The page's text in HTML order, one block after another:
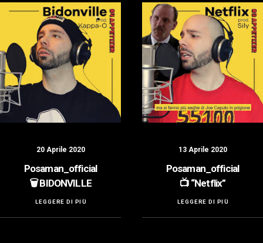
20 Aprile 2020
Posaman_official
🗑️ BIDONVILLE
LEGGERE DI PIÙ
13 Aprile 2020
Posaman_official
📺 “Netflix”
LEGGERE DI PIÙ